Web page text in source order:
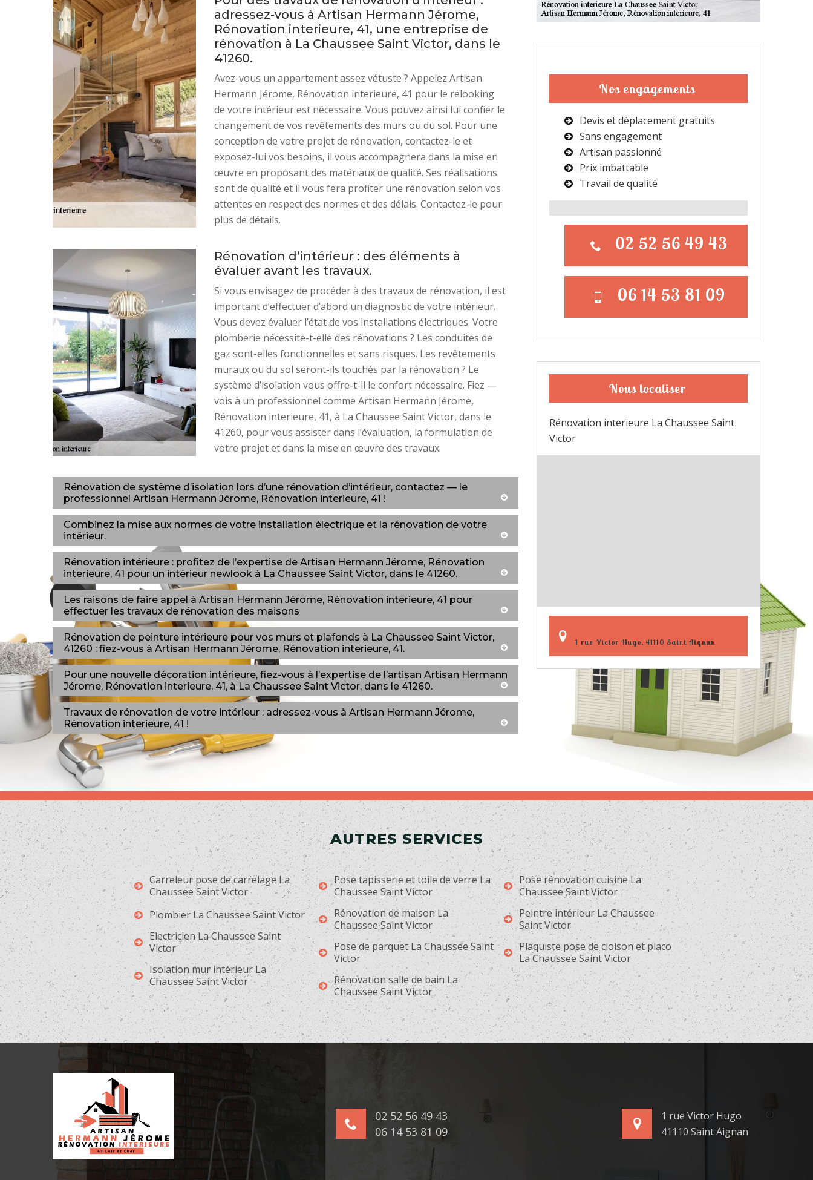
adressez-vous à Artisan Hermann Jérome,
Rénovation interieure, 41, une entreprise de
rénovation à La Chaussee Saint Victor, dans le
41260.
Avez-vous un appartement assez vétuste ? Appelez Artisan
Hermann Jérome, Rénovation interieure, 41 pour le relooking
de votre intérieur est nécessaire. Vous pouvez ainsi lui confier le
changement de vos revêtements des murs ou du sol. Pour une
conception de votre projet de rénovation, contactez-le et
exposez-lui vos besoins, il vous accompagnera dans la mise en
œuvre en proposant des matériaux de qualité. Ses réalisations
sont de qualité et il vous fera profiter une rénovation selon vos
attentes en respect des normes et des délais. Contactez-le pour
plus de détails.
Rénovation d’intérieur : des éléments à
évaluer avant les travaux.
Si vous envisagez de procéder à des travaux de rénovation, il est
important d’effectuer d’abord un diagnostic de votre intérieur.
Vous devez évaluer l’état de vos installations électriques. Votre
plomberie nécessite-t-elle des rénovations ? Les conduites de
gaz sont-elles fonctionnelles et sans risques. Les revêtements
muraux ou du sol seront-ils touchés par la rénovation ? Le
système d’isolation vous offre-t-il le confort nécessaire. Fiez —
vois à un professionnel comme Artisan Hermann Jérome,
Rénovation interieure, 41, à La Chaussee Saint Victor, dans le
41260, pour vous assister dans l’évaluation, la formulation de
votre projet et dans la mise en œuvre des travaux.
Rénovation de système d’isolation lors d’une rénovation d’intérieur, contactez — le
professionnel Artisan Hermann Jérome, Rénovation interieure, 41 !
Combinez la mise aux normes de votre installation électrique et la rénovation de votre
intérieur.
Rénovation intérieure : profitez de l’expertise de Artisan Hermann Jérome, Rénovation
interieure, 41 pour un intérieur newlook à La Chaussee Saint Victor, dans le 41260.
Les raisons de faire appel à Artisan Hermann Jérome, Rénovation interieure, 41 pour
effectuer les travaux de rénovation des maisons
Rénovation de peinture intérieure pour vos murs et plafonds à La Chaussee Saint Victor,
41260 : fiez-vous à Artisan Hermann Jérome, Rénovation interieure, 41.
Pour une nouvelle décoration intérieure, fiez-vous à l’expertise de l’artisan Artisan Hermann
Jérome, Rénovation interieure, 41, à La Chaussee Saint Victor, dans le 41260.
Travaux de rénovation de votre intérieur : adressez-vous à Artisan Hermann Jérome,
Rénovation interieure, 41 !
Nos engagements
Devis et déplacement gratuits
Sans engagement
Artisan passionné
Prix imbattable
Travail de qualité
02 52 56 49 43
06 14 53 81 09
Nous localiser
Rénovation interieure La Chaussee Saint
Victor
1 rue Victor Hugo, 41110 Saint Aignan
AUTRES SERVICES
Carreleur pose de carrelage La
Chaussee Saint Victor
Plombier La Chaussee Saint Victor
Electricien La Chaussee Saint
Victor
Isolation mur intérieur La
Chaussee Saint Victor
Pose tapisserie et toile de verre La
Chaussee Saint Victor
Rénovation de maison La
Chaussee Saint Victor
Pose de parquet La Chaussee Saint
Victor
Rénovation salle de bain La
Chaussee Saint Victor
Pose rénovation cuisine La
Chaussee Saint Victor
Peintre intérieur La Chaussee
Saint Victor
Plaquiste pose de cloison et placo
La Chaussee Saint Victor
02 52 56 49 43
06 14 53 81 09
1 rue Victor Hugo
41110 Saint Aignan